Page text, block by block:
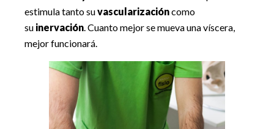
estimula tanto suvascularizacióncomo
su inervación. Cuanto mejor se mueva una víscera,
mejor funcionará.